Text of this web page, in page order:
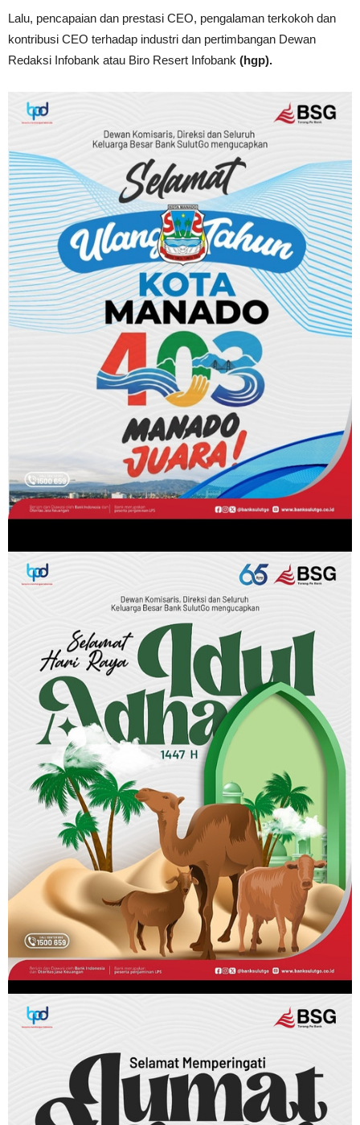
Lalu, pencapaian dan prestasi CEO, pengalaman terkokoh dan
kontribusi CEO terhadap industri dan pertimbangan Dewan
Redaksi Infobank atau Biro Resert Infobank (hgp).